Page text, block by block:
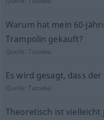
Warum hat mein 60-
Trampolin gekauft?
Quelle:Tatoeba
Es wird gesagt, dass
Quelle:Tatoeba
Theoretisch ist